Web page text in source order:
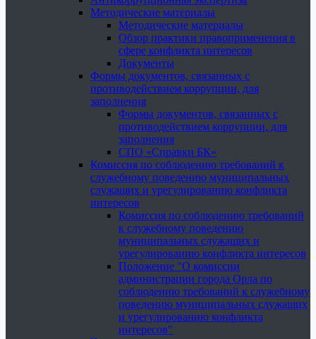
Методические материалы
Методические материалы
Обзор практики правоприменения в
сфере конфликта интересов
Документы
Формы документов, связанных с
противодействием коррупции, для
заполнения
Формы документов, связанных с
противодействием коррупции, для
заполнения
СПО «Справки БК»
Комиссия по соблюдению требований к
служебному поведению муниципальных
служащих и урегулированию конфликта
интересов
Комиссия по соблюдению требований
к служебному поведению
муниципальных служащих и
урегулированию конфликта интересов
Положение "О комиссии
администрации города Орла по
соблюдению требований к служебному
поведению муниципальных служащих
и урегулированию конфликта
интересов"